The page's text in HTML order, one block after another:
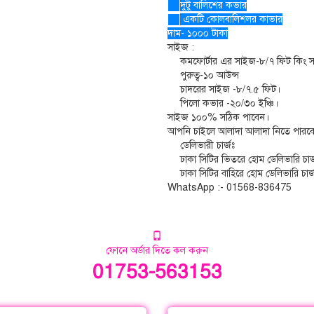
দুটু বালিশের কভার
একটি কোলবালিশলর কাভার
দাম- ১০০০ টাকা
সাইজ :
কমফোর্টার এর সাইজ-৮/৭ ফিট কিং
পুরুত্ব-১০ আউন্স
চাদরের সাইজ -৮/৭.৫ ফিট।
পিলো কভার -২০/৩০ ইঞ্চি।
সাইজ ১০০% সঠিক পাবেন।
আপনি চাইলে আলাদা আলাদা নিতে
ডেলিভারী চার্জঃ
ঢাকা সিটির ভিতরে হোম ডেলিভারি
ঢাকা সিটির বাহিরে হোম ডেলিভারি
WhatsApp :- 01568-836475
ফোনে অর্ডার দিতে কল করুন
01753-563153